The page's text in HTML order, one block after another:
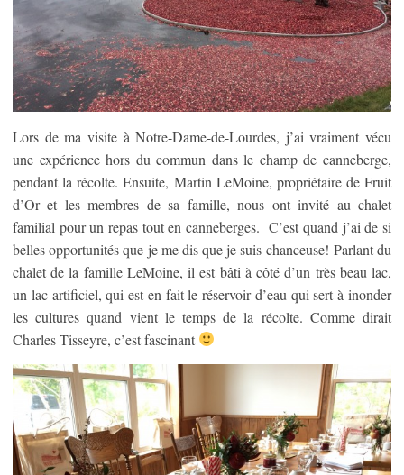
Lors de ma visite à Notre-Dame-de-Lourdes, j’ai vraiment vécu
une expérience hors du commun dans le champ de canneberge,
pendant la récolte. Ensuite, Martin LeMoine, propriétaire de Fruit
d’Or et les membres de sa famille, nous ont invité au chalet
familial pour un repas tout en canneberges. C’est quand j’ai de si
belles opportunités que je me dis que je suis chanceuse! Parlant du
chalet de la famille LeMoine, il est bâti à côté d’un très beau lac,
un lac artificiel, qui est en fait le réservoir d’eau qui sert à inonder
les cultures quand vient le temps de la récolte. Comme dirait
Charles Tisseyre, c’est fascinant